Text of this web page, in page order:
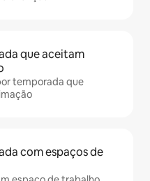
que aceitam
temporada que
com espaços de